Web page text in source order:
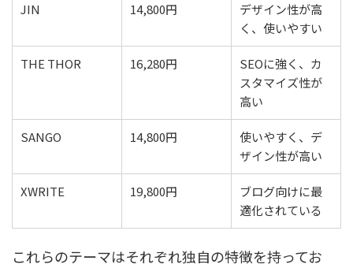
JIN 14,800円
デザイン性が高
く、使いやすい
THE THOR 16,280円
SEOに強く、カ
スタマイズ性が
高い
SANGO 14,800円
使いやすく、デ
ザイン性が高い
XWRITE 19,800円
ブログ向けに最
適化されている
これらのテーマはそれぞれ独自の特徴を持ってお